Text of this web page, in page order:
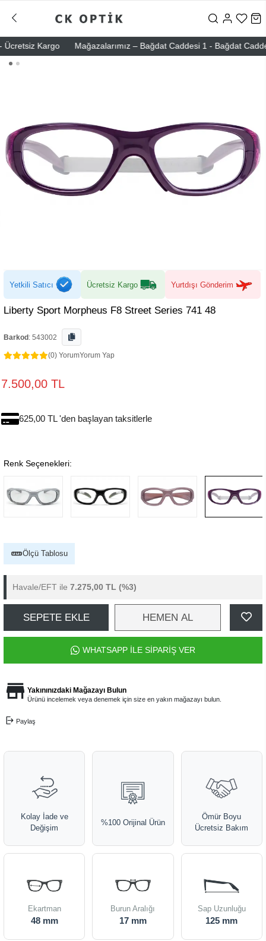
Kargo Mağazalarımız – Bağdat Caddesi 1 - Bağdat
Yetkili Satıcı Ücretsiz Kargo Yurtdışı Gönderim
Liberty Sport Morpheus F8 Street Series 741 48
Barkod : 543002
(0) YorumYorum Yap
7.500,00 TL
625,00 TL 'den başlayan taksitlerle
Renk Seçenekleri:
Ölçü Tablosu
Havale/EFT ile 7.275,00 TL (%3)
SEPETE EKLE HEMEN AL
WHATSAPP İLE SİPARİŞ VER
Yakınınızdaki Mağazayı Bulun
Ürünü incelemek veya denemek için size en yakın mağazayı bulun.
Paylaş
Kolay İade ve
Değişim
%100 Orijinal Ürün
Ömür Boyu
Ücretsiz Bakım
Ekartman
48 mm
Burun Aralığı
17 mm
Sap Uzunluğu
125 mm